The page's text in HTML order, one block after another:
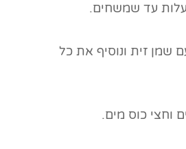
שמן זית ונוסיף את כל
וחצי כוס מים.